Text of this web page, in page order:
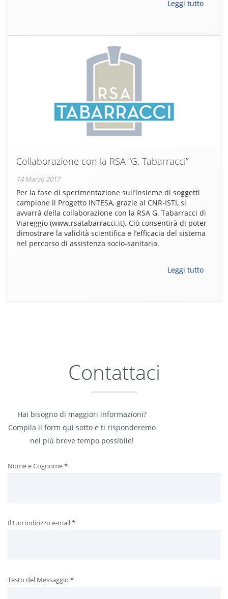
Leggi tutto
Collaborazione con la RSA “G. Tabarracci”
14 Marzo 2017
Per la fase di sperimentazione sull’insieme di soggetti
campione il Progetto INTESA, grazie al CNR-ISTI, si
avvarrà della collaborazione con la RSA G. Tabarracci di
Viareggio (www.rsatabarracci.it). Ciò consentirà di poter
dimostrare la validità scientifica e l’efficacia del sistema
nel percorso di assistenza socio-sanitaria.
Leggi tutto
Contattaci
Hai bisogno di maggiori informazioni?
Compila il form qui sotto e ti risponderemo
nel più breve tempo possibile!
Nome e Cognome*
Il tuo indirizzo e-mail*
Testo del Messaggio *